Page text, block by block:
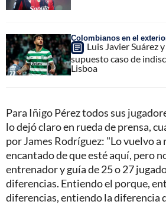
Colombianos en el
Luis Javier Suárez
supuesto caso de
Lisboa
Para Iñigo Pérez todos sus
lo dejó claro en rueda de prensa,
por James Rodríguez: "Lo vuelvo a
encantado de que esté aquí, pero
entrenador y guía de 25 o 27
diferencias. Entiendo el porque,
diferencias, entiendo la diferencia